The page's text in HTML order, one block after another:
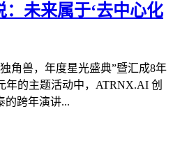
未来属于‘去中心化
角兽，年度星光盛典”暨汇成8年
年的主题活动中，ATRNX.AI 创
的跨年演讲...